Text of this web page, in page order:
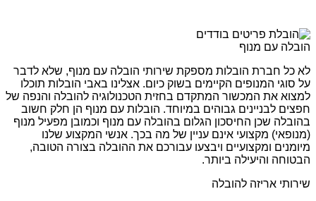
הובלה עם מנוף
לא כל חברת הובלות מספקת שירותי הובלה עם מנוף, שלא לדבר
על סוגי המנופים הקיימים בשוק כיום. אצלינו באבי הובלות תוכלו
למצוא את המכשור המתקדם בחזית הטכנולוגיה להובלה והנפה של
חפצים לבניינים גבוהים במיוחד. הובלות עם מנוף הן חלק חשוב
בהובלה שכן החיסכון הגלום בהובלה עם מנוף וכמובן מפעיל מנוף
(מנופאי) מקצועי אינם עניין של מה בכך. אנשי המקצוע שלנו
מיומנים ומקצועיים ויבצעו עבורכם את ההובלה בצורה הטובה,
הבטוחה והיעילה ביותר.
שירותי אריזה להובלה